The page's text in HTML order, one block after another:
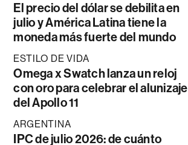
El precio del dólar se debilita en
julio y América Latina tiene la
moneda más fuerte del mundo
ESTILO DE VIDA
Omega x Swatch lanza un reloj
con oro para celebrar el alunizaje
del Apollo 11
ARGENTINA
IPC de julio 2026: de cuánto